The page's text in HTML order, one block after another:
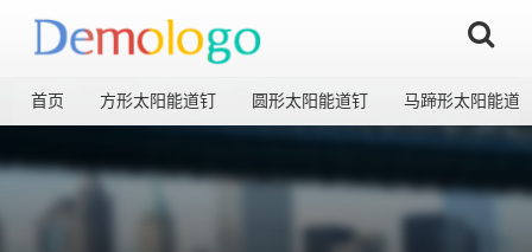
首页 方形太阳能道钉 圆形太阳能道钉 马蹄形太阳能道